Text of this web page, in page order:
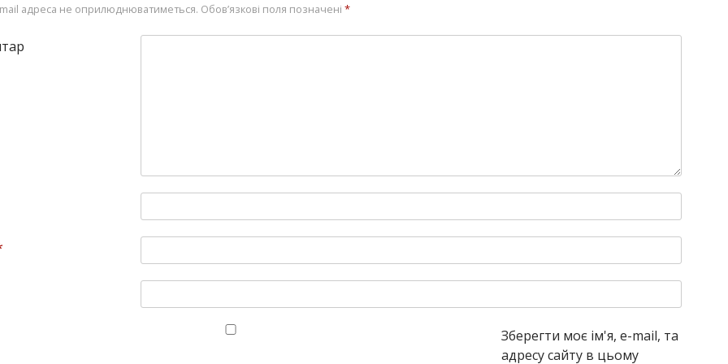
адреса не оприлюднюватиметься. Обов’язкові поля позначені *
Зберегти моє ім'я, e-mail, та
адресу сайту в цьому